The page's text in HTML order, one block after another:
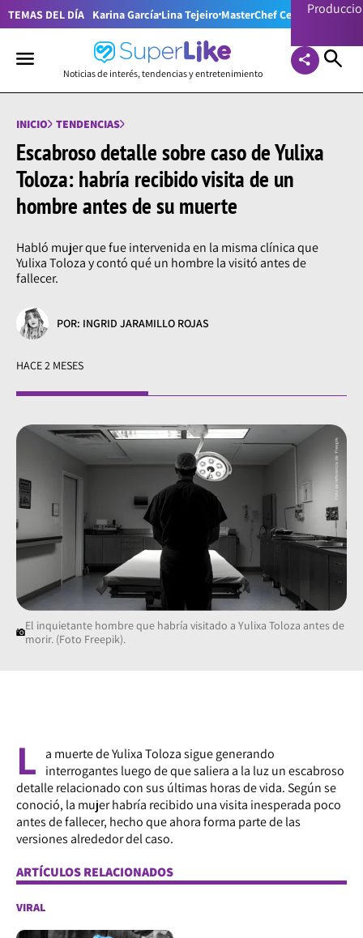
TEMAS DEL DÍA Karina García Lina Tejeiro MasterChef Celebrity
Noticias de interés, tendencias y entretenimiento
INICIO TENDENCIAS
Escabroso detalle sobre caso de Yulixa
Toloza: habría recibido visita de un
hombre antes de su muerte
Habló mujer que fue intervenida en la misma clínica que
Yulixa Toloza y contó qué un hombre la visitó antes de
fallecer.
POR: INGRID JARAMILLO ROJAS
HACE 2 MESES
El inquietante hombre que habría visitado a Yulixa Toloza antes de
morir. (Foto Freepik).
L
a muerte de Yulixa Toloza sigue generando
interrogantes luego de que saliera a la luz un escabroso
detalle relacionado con sus últimas horas de vida. Según se
conoció, la mujer habría recibido una visita inesperada poco
antes de fallecer, hecho que ahora forma parte de las
versiones alrededor del caso.
ARTÍCULOS RELACIONADOS
VIRAL